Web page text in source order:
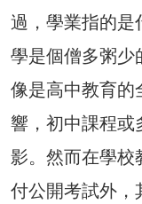
過，學業指的是
學是個僧多粥少
像是高中教育的
響，初中課程或
影。然而在學校
付公開考試外，